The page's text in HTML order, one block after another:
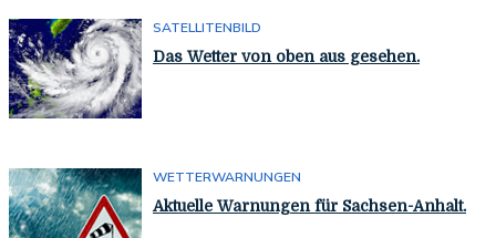
SATELLITENBILD
Das Wetter von oben aus gesehen.
WETTERWARNUNGEN
Aktuelle Warnungen für Sachsen-Anhalt.